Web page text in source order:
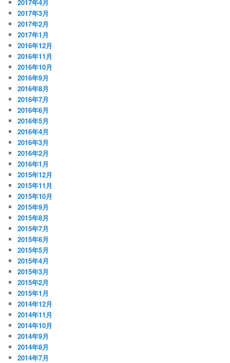
2017年4月
2017年3月
2017年2月
2017年1月
2016年12月
2016年11月
2016年10月
2016年9月
2016年8月
2016年7月
2016年6月
2016年5月
2016年4月
2016年3月
2016年2月
2016年1月
2015年12月
2015年11月
2015年10月
2015年9月
2015年8月
2015年7月
2015年6月
2015年5月
2015年4月
2015年3月
2015年2月
2015年1月
2014年12月
2014年11月
2014年10月
2014年9月
2014年8月
2014年7月